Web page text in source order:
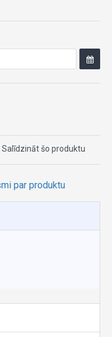
par produktu
Salīdzināt šo produktu